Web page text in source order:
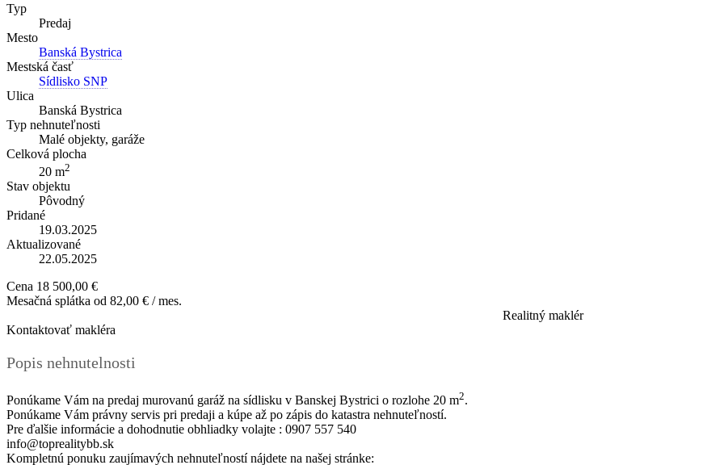
Typ
Predaj
Mesto
Banská Bystrica
Mestská časť
Sídlisko SNP
Ulica
Banská Bystrica
Typ nehnuteľnosti
Malé objekty, garáže
Celková plocha
20 m2
Stav objektu
Pôvodný
Pridané
19.03.2025
Aktualizované
22.05.2025
Cena 18 500,00 €
Mesačná splátka od 82,00 € / mes.
Realitný maklér
Kontaktovať makléra
Popis nehnutelnosti
Ponúkame Vám na predaj murovanú garáž na sídlisku v Banskej Bystrici o rozlohe 20 m2.
Ponúkame Vám právny servis pri predaji a kúpe až po zápis do katastra nehnuteľností.
Pre ďalšie informácie a dohodnutie obhliadky volajte : 0907 557 540
info@toprealitybb.sk
Kompletnú ponuku zaujímavých nehnuteľností nájdete na našej stránke: